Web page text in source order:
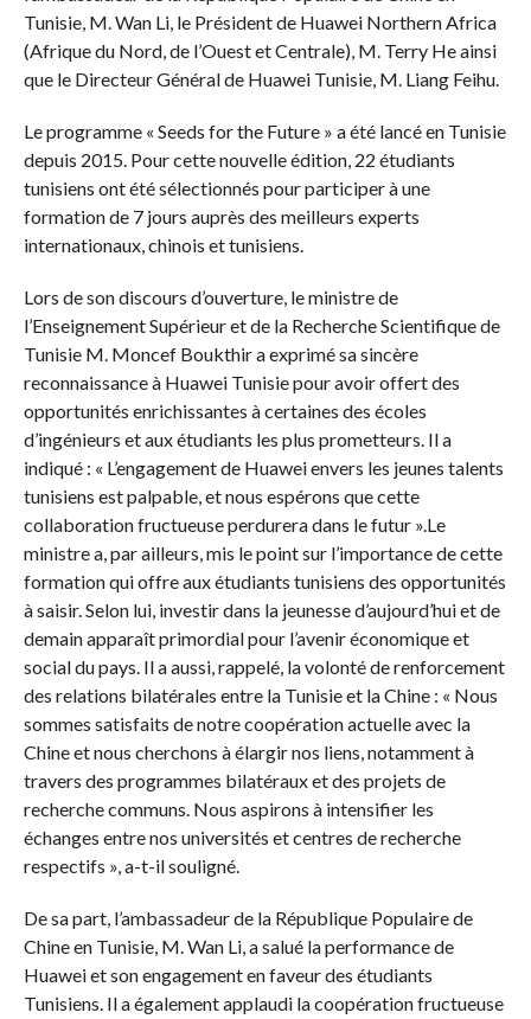
Tunisie, M. Wan Li, le Président de Huawei Northern Africa
(Afrique du Nord, de l’Ouest et Centrale), M. Terry He ainsi
que le Directeur Général de Huawei Tunisie, M. Liang Feihu.
Le programme « Seeds for the Future » a été lancé en Tunisie
depuis 2015. Pour cette nouvelle édition, 22 étudiants
tunisiens ont été sélectionnés pour participer à une
formation de 7 jours auprès des meilleurs experts
internationaux, chinois et tunisiens.
Lors de son discours d’ouverture, le ministre de
l’Enseignement Supérieur et de la Recherche Scientifique de
Tunisie M. Moncef Boukthir a exprimé sa sincère
reconnaissance à Huawei Tunisie pour avoir offert des
opportunités enrichissantes à certaines des écoles
d’ingénieurs et aux étudiants les plus prometteurs. Il a
indiqué : « L’engagement de Huawei envers les jeunes talents
tunisiens est palpable, et nous espérons que cette
collaboration fructueuse perdurera dans le futur ».Le
ministre a, par ailleurs, mis le point sur l’importance de cette
formation qui offre aux étudiants tunisiens des opportunités
à saisir. Selon lui, investir dans la jeunesse d’aujourd’hui et de
demain apparaît primordial pour l’avenir économique et
social du pays. Il a aussi, rappelé, la volonté de renforcement
des relations bilatérales entre la Tunisie et la Chine : « Nous
sommes satisfaits de notre coopération actuelle avec la
Chine et nous cherchons à élargir nos liens, notamment à
travers des programmes bilatéraux et des projets de
recherche communs. Nous aspirons à intensifier les
échanges entre nos universités et centres de recherche
respectifs », a-t-il souligné.
De sa part, l’ambassadeur de la République Populaire de
Chine en Tunisie, M. Wan Li, a salué la performance de
Huawei et son engagement en faveur des étudiants
Tunisiens. Il a également applaudi la coopération fructueuse